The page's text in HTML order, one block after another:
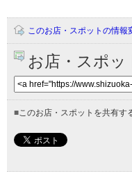
このお店・スポットの情報
お店・スポッ
■このお店・スポットを共有す